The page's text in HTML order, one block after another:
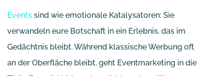
Events sind wie emotionale Katalysatoren: Sie
verwandeln eure Botschaft in ein Erlebnis, das im
Gedächtnis bleibt. Während klassische Werbung oft
an der Oberfläche bleibt, geht Eventmarketing in die